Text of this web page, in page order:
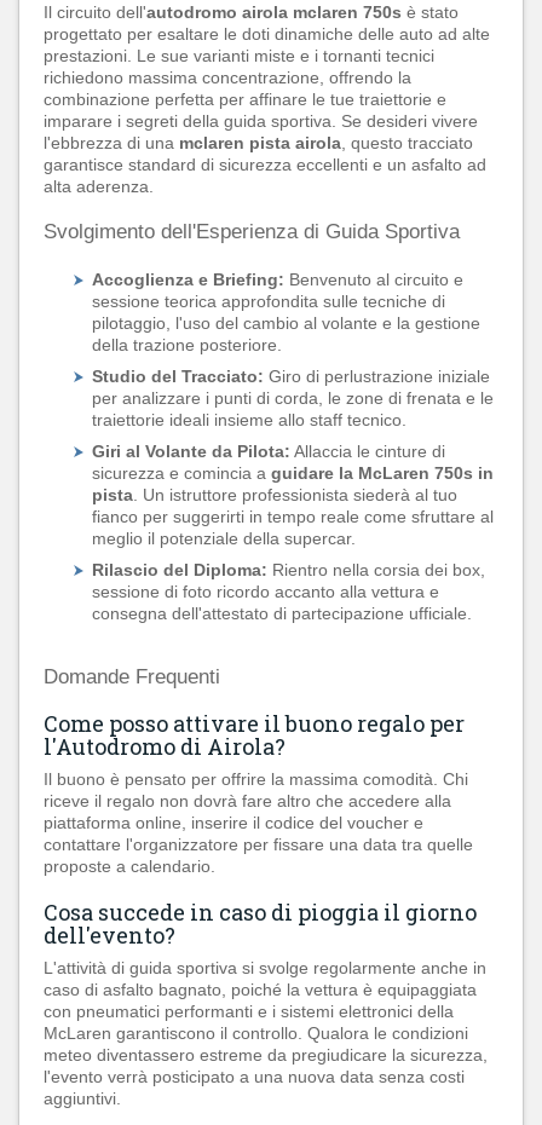
Il circuito dell'autodromo airola mclaren 750s è stato
progettato per esaltare le doti dinamiche delle auto ad alte
prestazioni. Le sue varianti miste e i tornanti tecnici
richiedono massima concentrazione, offrendo la
combinazione perfetta per affinare le tue traiettorie e
imparare i segreti della guida sportiva. Se desideri vivere
l'ebbrezza di una mclaren pista airola , questo tracciato
garantisce standard di sicurezza eccellenti e un asfalto ad
alta aderenza.
Svolgimento dell'Esperienza di Guida Sportiva
Accoglienza e Briefing: Benvenuto al circuito e
sessione teorica approfondita sulle tecniche di
pilotaggio, l'uso del cambio al volante e la gestione
della trazione posteriore.
Studio del Tracciato: Giro di perlustrazione iniziale
per analizzare i punti di corda, le zone di frenata e le
traiettorie ideali insieme allo staff tecnico.
Giri al Volante da Pilota: Allaccia le cinture di
sicurezza e comincia a guidare la McLaren 750s in
pista . Un istruttore professionista siederà al tuo
fianco per suggerirti in tempo reale come sfruttare al
meglio il potenziale della supercar.
Rilascio del Diploma: Rientro nella corsia dei box,
sessione di foto ricordo accanto alla vettura e
consegna dell'attestato di partecipazione ufficiale.
Domande Frequenti
Come posso attivare il buono regalo per
l'Autodromo di Airola?
Il buono è pensato per offrire la massima comodità. Chi
riceve il regalo non dovrà fare altro che accedere alla
piattaforma online, inserire il codice del voucher e
contattare l'organizzatore per fissare una data tra quelle
proposte a calendario.
Cosa succede in caso di pioggia il giorno
dell'evento?
L'attività di guida sportiva si svolge regolarmente anche in
caso di asfalto bagnato, poiché la vettura è equipaggiata
con pneumatici performanti e i sistemi elettronici della
McLaren garantiscono il controllo. Qualora le condizioni
meteo diventassero estreme da pregiudicare la sicurezza,
l'evento verrà posticipato a una nuova data senza costi
aggiuntivi.